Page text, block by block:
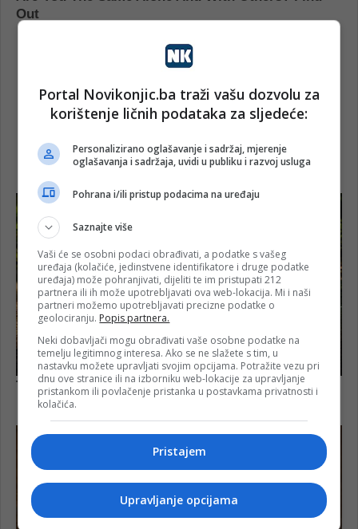
Portal Novikonjic.ba traži vašu dozvolu za
korištenje ličnih podataka za sljedeće:
Personalizirano oglašavanje i sadržaj, mjerenje
oglašavanja i sadržaja, uvidi u publiku i razvoj usluga
Pohrana i/ili pristup podacima na uređaju
Saznajte više
Vaši će se osobni podaci obrađivati, a podatke s vašeg
uređaja (kolačiće, jedinstvene identifikatore i druge podatke
uređaja) može pohranjivati, dijeliti te im pristupati 212
partnera ili ih može upotrebljavati ova web-lokacija. Mi i naši
partneri možemo upotrebljavati precizne podatke o
geolociranju. Popis partnera.
Neki dobavljači mogu obrađivati vaše osobne podatke na
temelju legitimnog interesa. Ako se ne slažete s tim, u
nastavku možete upravljati svojim opcijama. Potražite vezu pri
dnu ove stranice ili na izborniku web-lokacije za upravljanje
pristankom ili povlačenje pristanka u postavkama privatnosti i
kolačića.
Pristajem
Upravljanje opcijama